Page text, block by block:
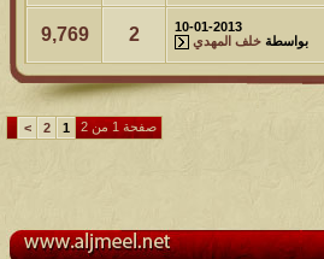
10-01-2013
بواسطة خلف المهدي 2
9,769
صفحة 1 من 2 1
2
>